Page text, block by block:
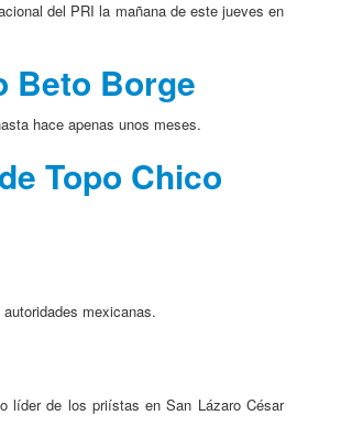
del PRI la mañana de este jueves en
Beto Borge
hace apenas unos meses.
Topo Chico
mexicanas.
líder de los priístas en San Lázaro César